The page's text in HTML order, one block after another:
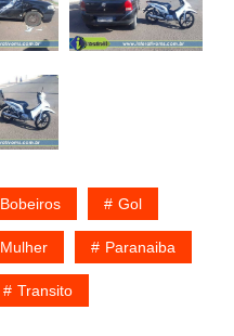
Bobeiros Gol
Mulher Paranaiba
Transito